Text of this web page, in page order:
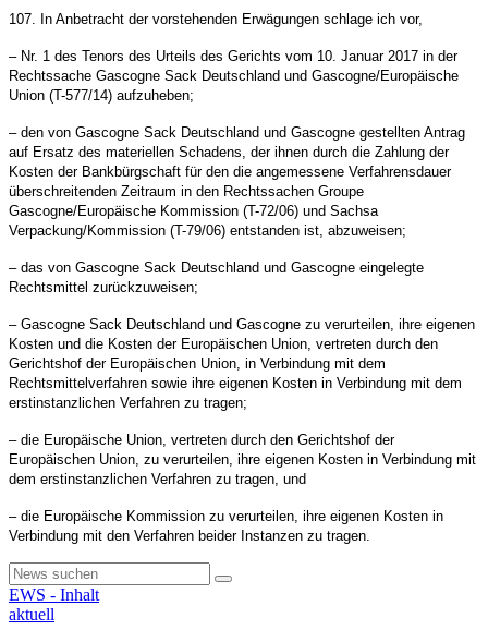
107. In Anbetracht der vorstehenden Erwägungen schlage ich vor,
– Nr. 1 des Tenors des Urteils des Gerichts vom 10. Januar 2017 in der
Rechtssache Gascogne Sack Deutschland und Gascogne/Europäische
Union (T-577/14) aufzuheben;
– den von Gascogne Sack Deutschland und Gascogne gestellten Antrag
auf Ersatz des materiellen Schadens, der ihnen durch die Zahlung der
Kosten der Bankbürgschaft für den die angemessene Verfahrensdauer
überschreitenden Zeitraum in den Rechtssachen Groupe
Gascogne/Europäische Kommission (T-72/06) und Sachsa
Verpackung/Kommission (T-79/06) entstanden ist, abzuweisen;
– das von Gascogne Sack Deutschland und Gascogne eingelegte
Rechtsmittel zurückzuweisen;
– Gascogne Sack Deutschland und Gascogne zu verurteilen, ihre eigenen
Kosten und die Kosten der Europäischen Union, vertreten durch den
Gerichtshof der Europäischen Union, in Verbindung mit dem
Rechtsmittelverfahren sowie ihre eigenen Kosten in Verbindung mit dem
erstinstanzlichen Verfahren zu tragen;
– die Europäische Union, vertreten durch den Gerichtshof der
Europäischen Union, zu verurteilen, ihre eigenen Kosten in Verbindung mit
dem erstinstanzlichen Verfahren zu tragen, und
– die Europäische Kommission zu verurteilen, ihre eigenen Kosten in
Verbindung mit den Verfahren beider Instanzen zu tragen.
EWS - Inhalt
aktuell